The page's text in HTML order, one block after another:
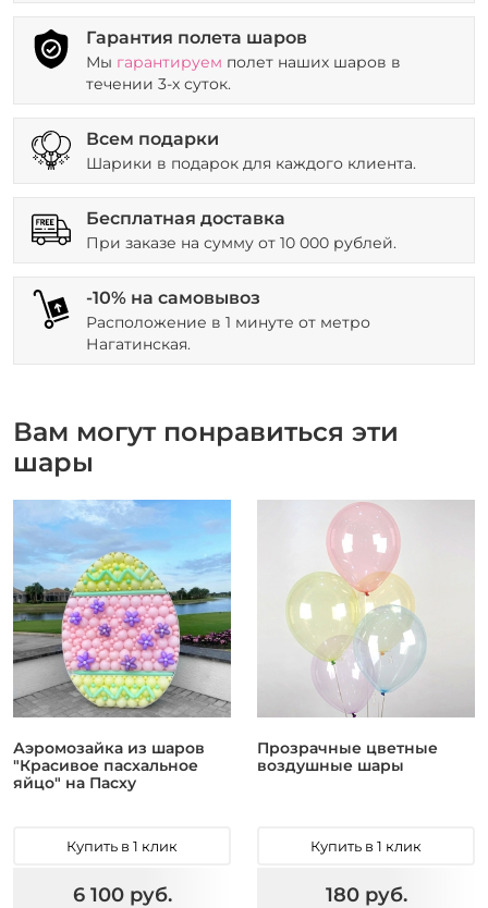
Гарантия полета шаров
Мы гарантируем полет наших шаров в
течении 3-х суток.
Всем подарки
Шарики в подарок для каждого клиента.
Бесплатная доставка
При заказе на сумму от 10 000 рублей.
-10% на самовывоз
Расположение в 1 минуте от метро
Нагатинская.
Вам могут понравиться эти
шары
Аэромозайка из шаров
"Красивое пасхальное
яйцо" на Пасху
Купить в 1 клик
6 100 руб.
Прозрачные цветные
воздушные шары
Купить в 1 клик
180 руб.